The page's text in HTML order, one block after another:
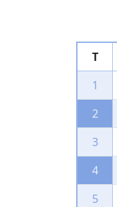
T
1
2
3
4
5